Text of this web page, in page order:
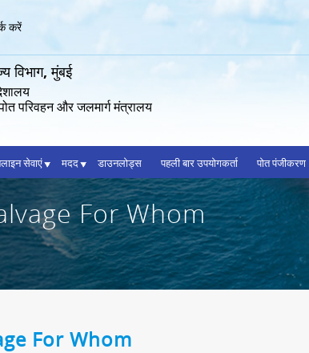
करें
विभाग, मुंबई
परिवहन और जलमार्ग मंत्रालय
सेवाएं मदद डाउनलोड्स पहली बार उपयोगकर्ता पोत पंजीकरण
For Whom
For Whom